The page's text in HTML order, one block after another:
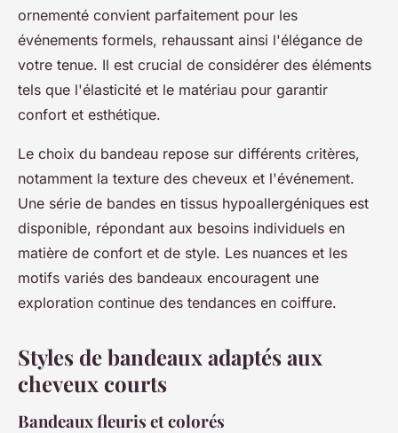
ornementé convient parfaitement pour les
événements formels, rehaussant ainsi l'élégance de
votre tenue. Il est crucial de considérer des éléments
tels que l'élasticité et le matériau pour garantir
confort et esthétique.
Le choix du bandeau repose sur différents critères,
notamment la texture des cheveux et l'événement.
Une série de bandes en tissus hypoallergéniques est
disponible, répondant aux besoins individuels en
matière de confort et de style. Les nuances et les
motifs variés des bandeaux encouragent une
exploration continue des tendances en coiffure.
Styles de bandeaux adaptés aux
cheveux courts
Bandeaux fleuris et colorés